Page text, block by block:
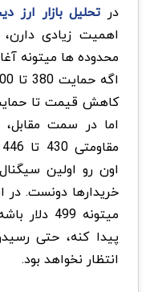
در تحلیل بازار ارز
اهمیت زیادی
محدوده ها میتونه
اما در سمت
اون رو اولین
خریدارها دونست. در
میتونه
انتظار نخواهد بود.